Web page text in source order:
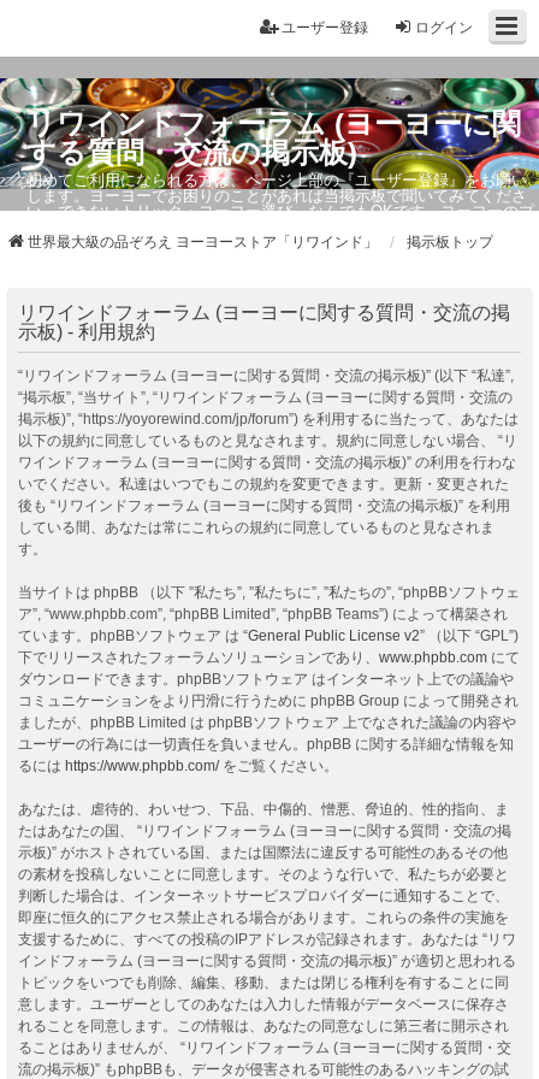
ログイン
ユーザー登録
リワインドフォーラム (ヨーヨーに関
する質問・交流の掲示板)
初めてご利用になられる方は、ページ上部の『ユーザー登録』をお願い
します。ヨーヨーでお困りのことがあれば当掲示板で聞いてみてくださ
い。できないトリック・ヨーヨー選び、なんでもOKです。ヨーヨーのプ
世界最大級の品ぞろえ ヨーヨーストア「リワインド」 掲示板トップ
リワインドフォーラム (ヨーヨーに関する質問・交流の掲
示板) - 利用規約
“リワインドフォーラム (ヨーヨーに関する質問・交流の掲示板)” (以下 “私達”,
“掲示板”, “当サイト”, “リワインドフォーラム (ヨーヨーに関する質問・交流の
掲示板)”, “https://yoyorewind.com/jp/forum”) を利用するに当たって、あなたは
以下の規約に同意しているものと見なされます。規約に同意しない場合、 “リ
ワインドフォーラム (ヨーヨーに関する質問・交流の掲示板)” の利用を行わな
いでください。私達はいつでもこの規約を変更できます。更新・変更された
後も “リワインドフォーラム (ヨーヨーに関する質問・交流の掲示板)” を利用
している間、あなたは常にこれらの規約に同意しているものと見なされま
す。
当サイトは phpBB （以下 ”私たち”, ”私たちに”, ”私たちの”, “phpBBソフトウェ
ア”, “www.phpbb.com”, “phpBB Limited”, “phpBB Teams”) によって構築され
ています。phpBBソフトウェア は “General Public License v2” （以下 “GPL”)
下でリリースされたフォーラムソリューションであり、 www.phpbb.com にて
ダウンロードできます。phpBBソフトウェア はインターネット上での議論や
コミュニケーションをより円滑に行うために phpBB Group によって開発され
ましたが、phpBB Limited は phpBBソフトウェア 上でなされた議論の内容や
ユーザーの行為には一切責任を負いません。phpBB に関する詳細な情報を知
るには https://www.phpbb.com/をご覧ください。
あなたは、虐待的、わいせつ、下品、中傷的、憎悪、脅迫的、性的指向、ま
たはあなたの国、 “リワインドフォーラム (ヨーヨーに関する質問・交流の掲
示板)” がホストされている国、または国際法に違反する可能性のあるその他
の素材を投稿しないことに同意します。そのような行いで、私たちが必要と
判断した場合は、インターネットサービスプロバイダーに通知することで、
即座に恒久的にアクセス禁止される場合があります。これらの条件の実施を
支援するために、すべての投稿のIPアドレスが記録されます。あなたは “リワ
インドフォーラム (ヨーヨーに関する質問・交流の掲示板)” が適切と思われる
トピックをいつでも削除、編集、移動、または閉じる権利を有することに同
意します。ユーザーとしてのあなたは入力した情報がデータベースに保存さ
れることを同意します。この情報は、あなたの同意なしに第三者に開示され
ることはありませんが、 “リワインドフォーラム (ヨーヨーに関する質問・交
流の掲示板)” もphpBBも、データが侵害される可能性のあるハッキングの試